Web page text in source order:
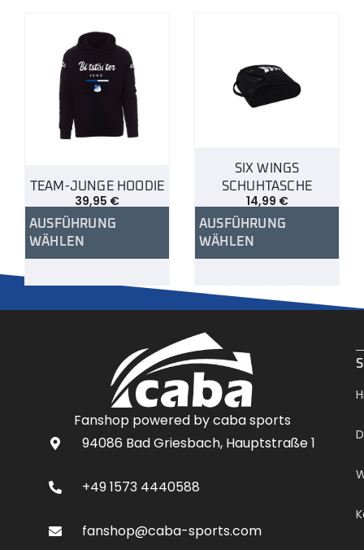
TEAM-JUNGE HOODIE
39,95 €
AUSFÜHRUNG
WÄHLEN
SIX WINGS
SCHUHTASCHE
14,99 €
AUSFÜHRUNG
WÄHLEN
Fanshop powered by caba sports
94086 Bad Griesbach, Hauptstraße 1
+49 1573 4440588
fanshop@caba-sports.com